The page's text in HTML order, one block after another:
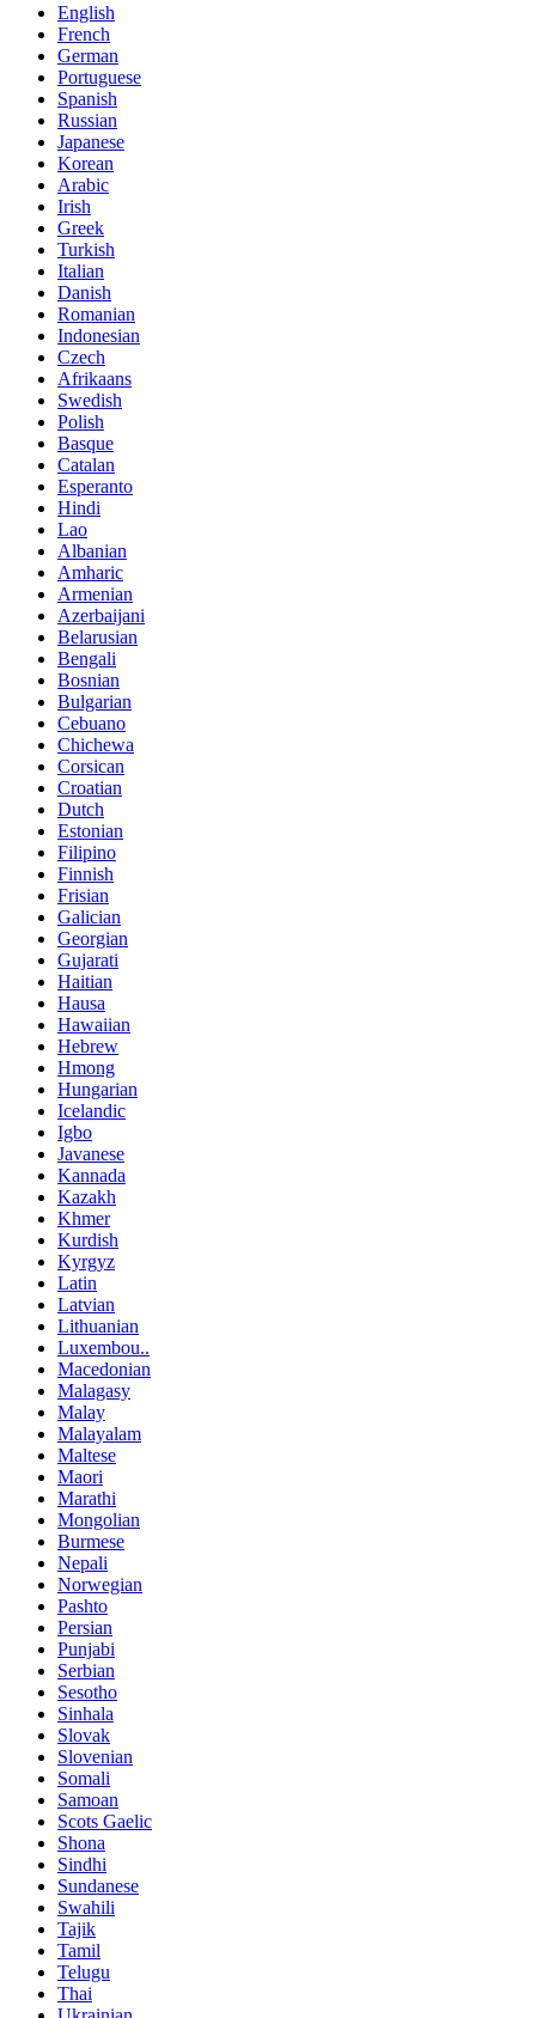
English
French
German
Portuguese
Spanish
Russian
Japanese
Korean
Arabic
Irish
Greek
Turkish
Italian
Danish
Romanian
Indonesian
Czech
Afrikaans
Swedish
Polish
Basque
Catalan
Esperanto
Hindi
Lao
Albanian
Amharic
Armenian
Azerbaijani
Belarusian
Bengali
Bosnian
Bulgarian
Cebuano
Chichewa
Corsican
Croatian
Dutch
Estonian
Filipino
Finnish
Frisian
Galician
Georgian
Gujarati
Haitian
Hausa
Hawaiian
Hebrew
Hmong
Hungarian
Icelandic
Igbo
Javanese
Kannada
Kazakh
Khmer
Kurdish
Kyrgyz
Latin
Latvian
Lithuanian
Luxembou..
Macedonian
Malagasy
Malay
Malayalam
Maltese
Maori
Marathi
Mongolian
Burmese
Nepali
Norwegian
Pashto
Persian
Punjabi
Serbian
Sesotho
Sinhala
Slovak
Slovenian
Somali
Samoan
Scots Gaelic
Shona
Sindhi
Sundanese
Swahili
Tajik
Tamil
Telugu
Thai